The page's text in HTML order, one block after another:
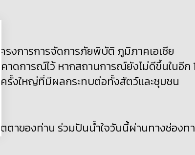
การการจัดการภัยพิบัติ ภูมิภาคเอเชีย
ดการณ์ไว้ หากสถานการณ์ยังไม่ดีขึ้นในอีก
ครั้งใหญ่ที่มีผลกระทบต่อทั้งสัตว์และชุมชน
าของท่าน ร่วมปันน้ำใจวันนี้ผ่านทางช่องท